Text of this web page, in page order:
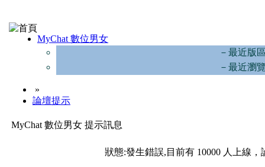
MyChat 數位男女
－最近版
－最近瀏
»
論壇提示
MyChat 數位男女 提示訊息
狀態:發生錯誤,目前有 10000 人上線